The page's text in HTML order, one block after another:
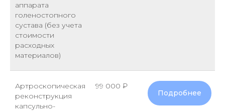
аппарата
голеностопного
сустава (без учета
стоимости
расходных
материалов)
Артроскопическая
реконструкция
капсульно-
99 000 ₽
Подробнее